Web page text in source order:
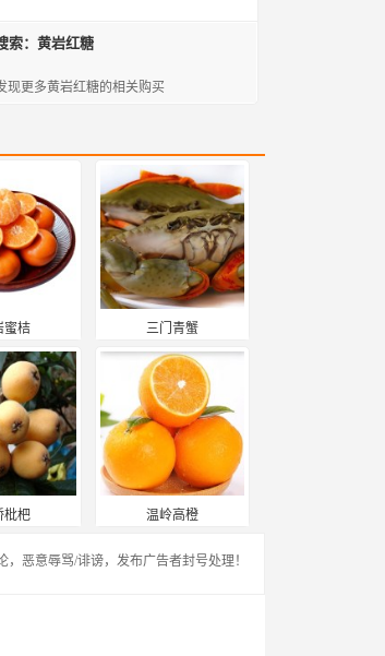
索：黄岩红糖
现更多黄岩红糖的相关购买
蜜桔 三门青蟹
枇杷 温岭高橙
，恶意辱骂/诽谤，发布广告者封号处理！